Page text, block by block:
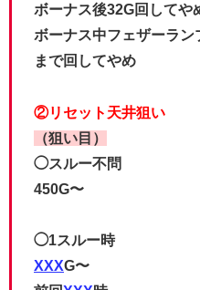
ボーナス後32G回してや
ボーナス中フェザーラ
まで回してやめ
②リセット天井狙い
（狙い目）
◯スルー不問
450G〜
◯1スルー時
XXXG〜